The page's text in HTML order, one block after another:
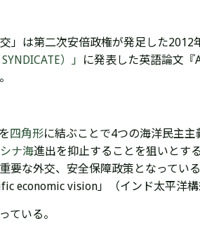
」は第二次安倍政権が発足した
）」
に発表した英語論文『
四角形に結ぶことで4つの海洋民主
ナ海進出を抑止することを狙いとす
要な外交、安全保障政策となっている
economic vision」（インド太平洋構
ている。